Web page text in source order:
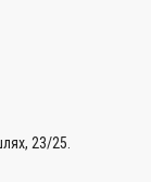
23/25.